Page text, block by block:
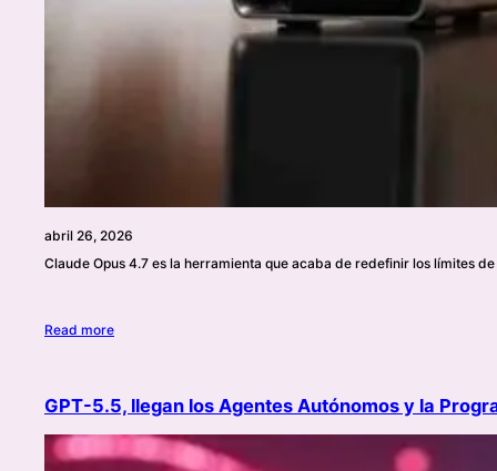
abril 26, 2026
Claude Opus 4.7 es la herramienta que acaba de redefinir los límites
Read more
GPT-5.5, llegan los Agentes Autónomos y la